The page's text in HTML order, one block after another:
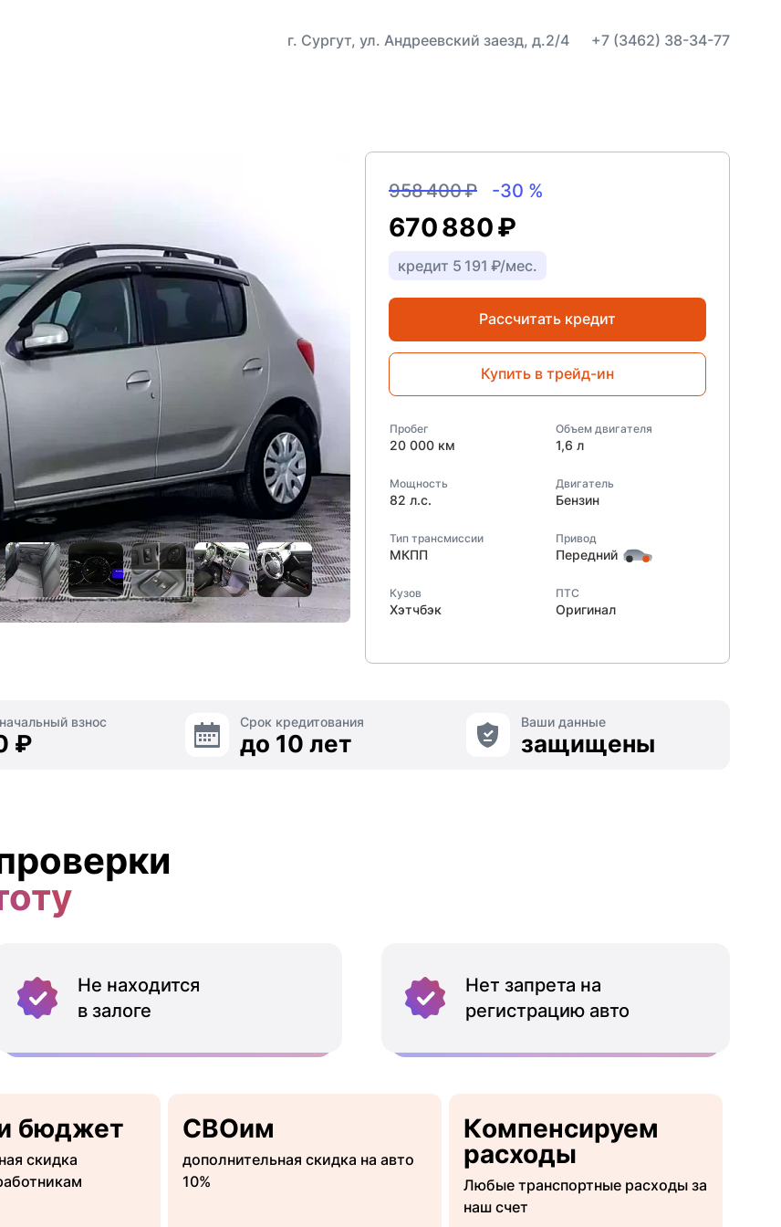
г. Сургут, ул. Андреевский заезд, д.2/4 +7 (3462) 38-34-77
958 400 ₽ -30 %
670 880 ₽
кредит 5 191 ₽/мес.
Рассчитать кредит
Купить в трейд-ин
Пробег
20 000 км
Объем двигателя
1,6 л
Мощность
82 л.с.
Двигатель
Бензин
Тип трансмиссии
МКПП
Привод
Передний
Кузов
Хэтчбэк
ПТС
Оригинал
взнос
₽
Срок кредитования
до 10 лет
Ваши данные
защищены
Не находится
в залоге
Нет запрета на
регистрацию авто
бюджет
скидка
СВОим
дополнительная скидка на авто
10%
Компенсируем
расходы
Любые транспортные расходы за
наш счет